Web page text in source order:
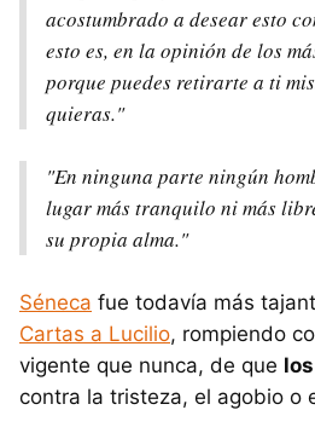
acostumbrado a desear esto
esto es, en la opinión de los
porque puedes retirarte a ti
quieras."
"En ninguna parte ningún
lugar más tranquilo ni más
su propia alma."
Séneca fue todavía más
Cartas a Lucilio, rompiendo
vigente que nunca, de que
contra la tristeza, el agobio o